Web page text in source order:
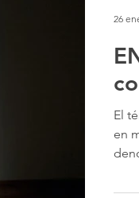
El
en
26